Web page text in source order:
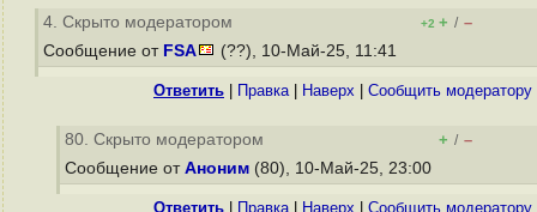
4. Скрыто модератором +2 + / –
Сообщение от FSA (??), 10-Май-25, 11:41
Ответить Правка| Наверх Cообщить модератору
80. Скрыто модератором + / –
Сообщение от Аноним (80), 10-Май-25, 23:00
Ответить Правка| Наверх Cообщить модератору